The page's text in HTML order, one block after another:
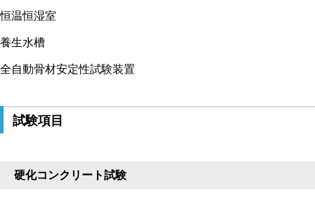
恒温恒湿室
養生水槽
全自動骨材安定性試験装置
試験項目
硬化コンクリート試験